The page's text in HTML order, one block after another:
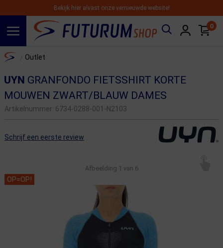
Bekijk hier alvast onze vernieuwde website!
0
Home Outlet
UYN GRANFONDO FIETSSHIRT KORTE
MOUWEN ZWART/BLAUW DAMES
Artikelnummer: 6734-0288-001-N2103
Schrijf een eerste review
Afbeelding 1 van 6
OP=OP!